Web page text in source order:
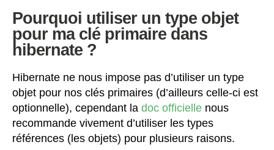
Pourquoi utiliser un type objet
pour ma clé primaire dans
hibernate ?
Hibernate ne nous impose pas d’utiliser un type
objet pour nos clés primaires (d’ailleurs celle-ci est
optionnelle), cependant la doc officielle nous
recommande vivement d’utiliser les types
références (les objets) pour plusieurs raisons.